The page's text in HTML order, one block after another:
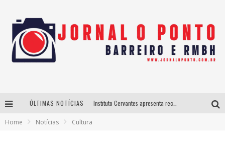
ÚLTIMAS NOTÍCIAS
Home Notícias Cultura